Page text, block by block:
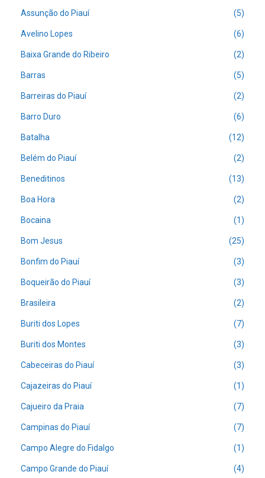
Assunção do Piauí (5)
Avelino Lopes (6)
Baixa Grande do Ribeiro (2)
Barras (5)
Barreiras do Piauí (2)
Barro Duro (6)
Batalha (12)
Belém do Piauí (2)
Beneditinos (13)
Boa Hora (2)
Bocaina (1)
Bom Jesus (25)
Bonfim do Piauí (3)
Boqueirão do Piauí (3)
Brasileira (2)
Buriti dos Lopes (7)
Buriti dos Montes (3)
Cabeceiras do Piauí (3)
Cajazeiras do Piauí (1)
Cajueiro da Praia (7)
Campinas do Piauí (7)
Campo Alegre do Fidalgo (1)
Campo Grande do Piauí (4)